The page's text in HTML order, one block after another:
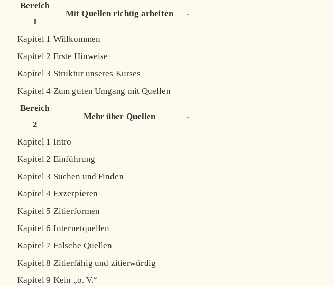
Bereich
1
Mit Quellen richtig arbeiten -
Kapitel 1 Willkommen
Kapitel 2 Erste Hinweise
Kapitel 3 Struktur unseres Kurses
Kapitel 4 Zum guten Umgang mit Quellen
Bereich
2
Mehr über Quellen -
Kapitel 1 Intro
Kapitel 2 Einführung
Kapitel 3 Suchen und Finden
Kapitel 4 Exzerpieren
Kapitel 5 Zitierformen
Kapitel 6 Internetquellen
Kapitel 7 Falsche Quellen
Kapitel 8 Zitierfähig und zitierwürdig
Kapitel 9 Kein „o. V.“